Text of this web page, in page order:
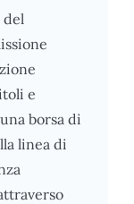
del
e
borsa di
linea di